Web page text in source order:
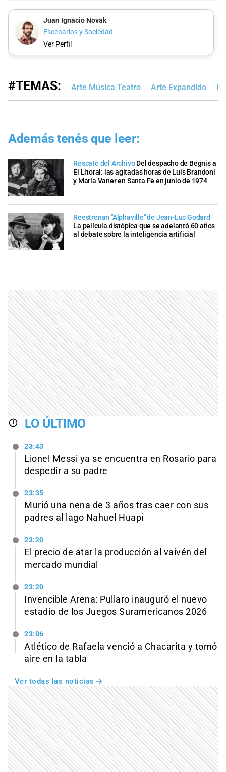
Juan Ignacio Novak
Escenarios y Sociedad
Ver Perfil
#TEMAS: Arte Música Teatro Arte Expandido
Además tenés que leer:
Rescate del Archivo Del despacho de Begnis a
El Litoral: las agitadas horas de Luis Brandoni
y María Vaner en Santa Fe en junio de 1974
Reestrenan "Alphaville" de Jean-Luc Godard
La película distópica que se adelantó 60 años
al debate sobre la inteligencia artificial
LO ÚLTIMO
23:43
Lionel Messi ya se encuentra en Rosario para
despedir a su padre
23:35
Murió una nena de 3 años tras caer con sus
padres al lago Nahuel Huapi
23:20
El precio de atar la producción al vaivén del
mercado mundial
23:20
Invencible Arena: Pullaro inauguró el nuevo
estadio de los Juegos Suramericanos 2026
23:06
Atlético de Rafaela venció a Chacarita y tomó
aire en la tabla
Ver todas las noticias